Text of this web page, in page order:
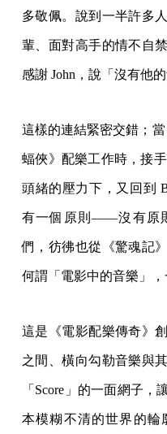
多敬佩。說到一半許多
輩、面對高手的情不自
感謝 John，說「沒有他
這樣的連結緊密交錯；當
蝠俠》配樂工作時，接
頭緒的壓力下，又回到
有一個原則——沒有原
們，彷彿也從《驚魂記
何謂「電影中的音樂」，
這是《電影配樂傳奇》
之間、橫向勾勒音樂與
「Score」的一面網子
本模糊不清的世界的輪